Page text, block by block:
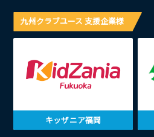
九州クラブユース 支援企業様
キッザニア福岡